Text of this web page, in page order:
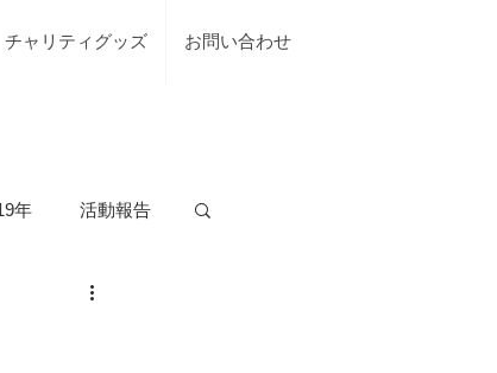
チャリティグッズ お問い合わせ
年 活動報告